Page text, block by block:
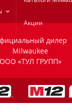
Акции
дилер
Milwaukee
ООО «ТУЛ ГРУПП»